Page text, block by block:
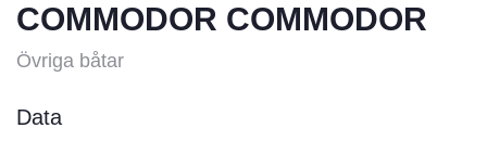
COMMODOR COMMODOR
Övriga båtar
Data